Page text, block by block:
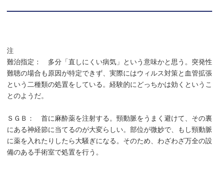
注
難治指定： 多分「直しにくい病気」という意味かと思う。突発性
難聴の場合も原因が特定できず、実際にはウィルス対策と血管拡張
という二種類の処置をしている。経験的にどっちかは効くというこ
とのようだ。
ＳＧＢ： 首に麻酔薬を注射する。頸動脈をうまく避けて、その裏
にある神経節に当てるのが大変らしい。部位が微妙で、もし頸動脈
に薬を入れたりしたら大騒ぎになる。そのため、わざわざ万全の設
備のある手術室で処置を行う。